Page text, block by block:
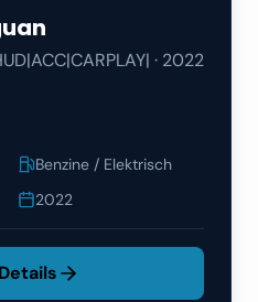
· 2022
Benzine / Elektrisch
2022